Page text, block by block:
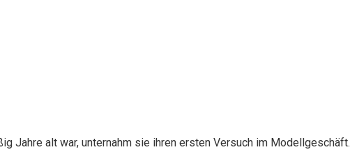
Jahre alt war, unternahm sie ihren ersten Versuch im Modellgeschäft.